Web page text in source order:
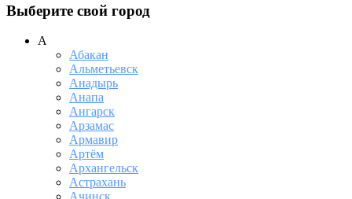
Выберите свой город
А
Абакан
Альметьевск
Анадырь
Анапа
Ангарск
Арзамас
Армавир
Артём
Архангельск
Астрахань